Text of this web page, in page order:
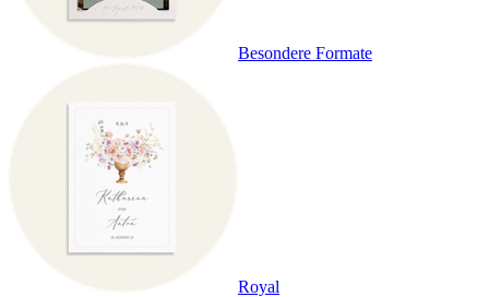
Besondere Formate
Royal